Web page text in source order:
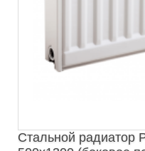
Стальной радиатор